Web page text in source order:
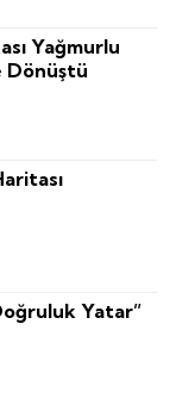
Yağmurlu
Dönüştü
Yatar”